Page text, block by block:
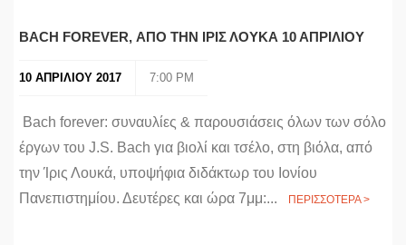
BACH FOREVER, ΑΠΟ ΤΗΝ ΙΡΙΣ ΛΟΥΚΑ 10 ΑΠΡΙΛΙΟΥ
10 ΑΠΡΙΛΙΟΥ 2017 7:00 PM
Bach forever: συναυλίες & παρουσιάσεις όλων των σόλο
έργων του J.S. Bach για βιολί και τσέλο, στη βιόλα, από
την Ίρις Λουκά, υποψήφια διδάκτωρ του Ιονίου
Πανεπιστημίου. Δευτέρες και ώρα 7μμ:...
ΠΕΡΙΣΣΟΤΕΡΑ >